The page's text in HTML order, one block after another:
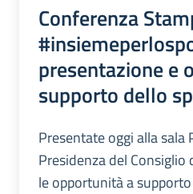
Conferenza
presentazione e
supporto dello
Presentate oggi alla
Presidenza del
le opportunità a